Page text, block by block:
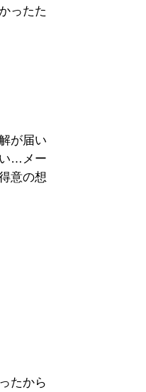
ったた
が届い
…メー
意の想
たから